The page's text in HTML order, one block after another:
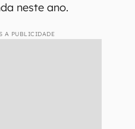
neste ano.
A PUBLICIDADE